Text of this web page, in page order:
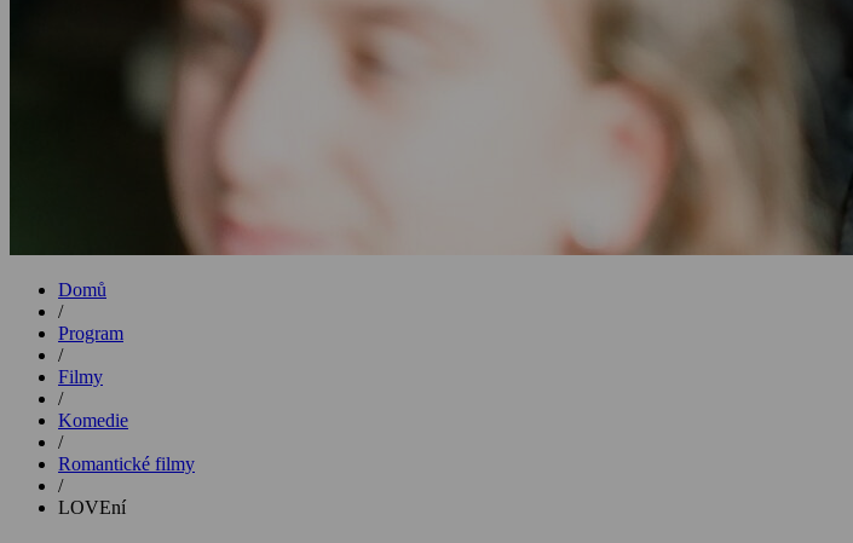
Domů
/
Program
/
Filmy
/
Komedie
/
Romantické filmy
/
LOVEní